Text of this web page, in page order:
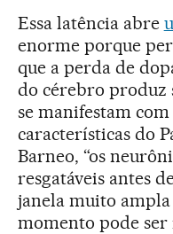
Essa latência abre
enorme porque
que a perda de
do cérebro produz
se manifestam
características do
Barneo, “os
resgatáveis antes
janela muito
momento pode ser